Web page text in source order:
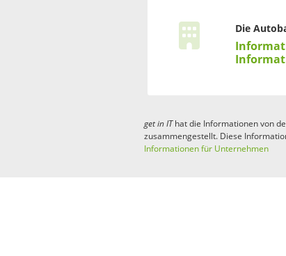
Die
get in IThat die Informationen von
zusammengestellt. Diese
Informationen für Unternehmen